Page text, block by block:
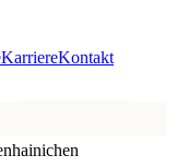
KarriereKontakt